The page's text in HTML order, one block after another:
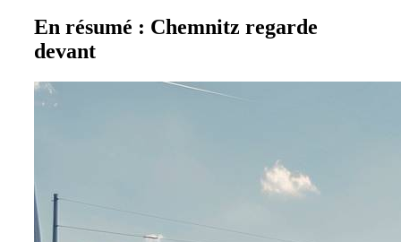
En résumé : Chemnitz regarde
devant